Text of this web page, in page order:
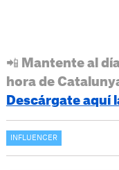
📲 Mantente al
hora de
Descárgate aquí
INFLUENCER